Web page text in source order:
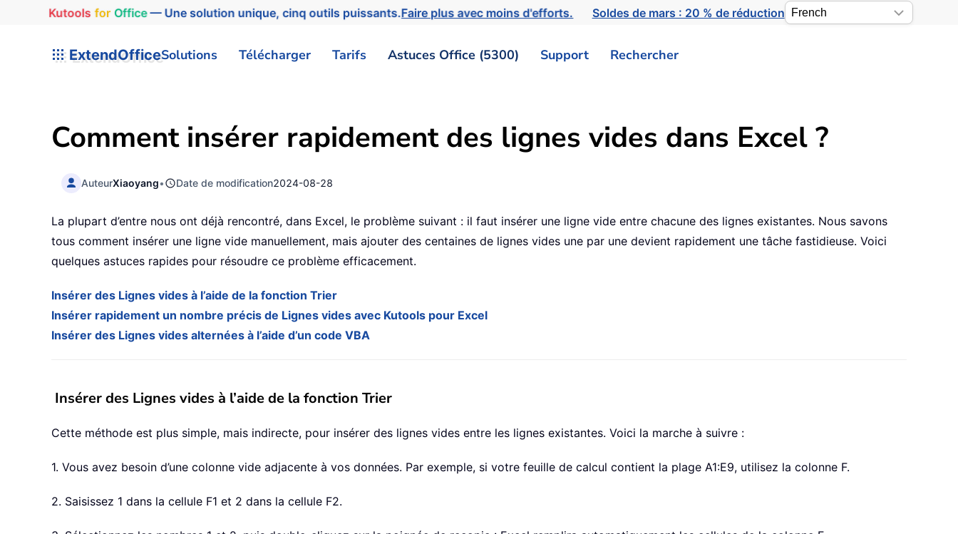
Kutools for Office— Une solution unique, cinq outils puissants.Faire plus avec moins d'efforts. Soldes de mars : 20 % de réduction
ExtendOfficeSolutions Télécharger Tarifs Astuces Office (5300) Support Rechercher
Comment insérer rapidement des lignes vides dans Excel ?
AuteurXiaoyang• Date de modification2024-08-28
La plupart d’entre nous ont déjà rencontré, dans Excel, le problème suivant : il faut insérer une ligne vide entre chacune des lignes existantes. Nous savons
tous comment insérer une ligne vide manuellement, mais ajouter des centaines de lignes vides une par une devient rapidement une tâche fastidieuse. Voici
quelques astuces rapides pour résoudre ce problème efficacement.
Insérer des Lignes vides à l’aide de la fonction Trier
Insérer rapidement un nombre précis de Lignes vides avec Kutools pour Excel
Insérer des Lignes vides alternées à l’aide d’un code VBA
Insérer des Lignes vides à l’aide de la fonction Trier
Cette méthode est plus simple, mais indirecte, pour insérer des lignes vides entre les lignes existantes. Voici la marche à suivre :
1. Vous avez besoin d’une colonne vide adjacente à vos données. Par exemple, si votre feuille de calcul contient la plage A1:E9, utilisez la colonne F.
2. Saisissez 1 dans la cellule F1 et 2 dans la cellule F2.